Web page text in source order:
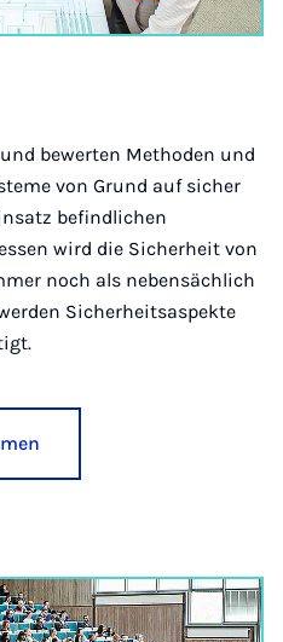
bewerten Methoden und
von Grund auf sicher
befindlichen
wird die Sicherheit von
noch als nebensächlich
Sicherheitsaspekte